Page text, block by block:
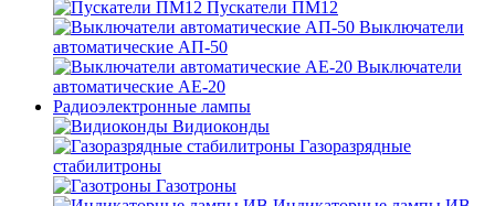
Пускатели ПМ12
Выключатели
автоматические АП-50
Выключатели
автоматические АЕ-20
Радиоэлектронные лампы
Видиоконды
Газоразрядные
стабилитроны
Газотроны